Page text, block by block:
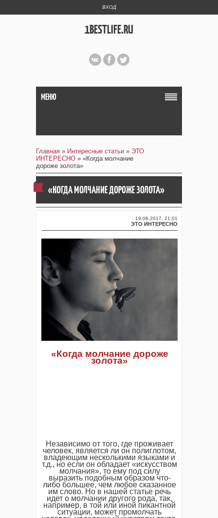
ВХОД
1BESTLIFE.RU
МЕНЮ
Главная » Интересные статьи » ЭТО
ИНТЕРЕСНО » «Когда молчание
дороже золота»
«КОГДА МОЛЧАНИЕ ДОРОЖЕ ЗОЛОТА»
19.08.2017, 21:01
ЭТО ИНТЕРЕСНО
«Когда молчание дороже
золота»
Независимо от того, где проживает
человек, является ли он полиглотом,
владеющим несколькими языками и
т.д., но если он обладает «искусством
молчания», то ему под силу
выразить подобным образом что-
либо большее, чем любое сказанное
им слово. Но в нашей статье речь
идет о молчании другого рода, так,
например, в той или иной пикантной
ситуации, может промолчать